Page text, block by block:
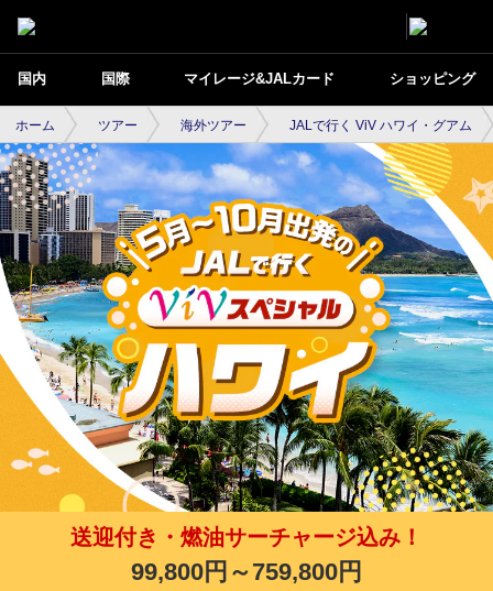
国内 国際 マイレージ&JALカード ショッピング
ホーム ツアー 海外ツアー JALで行く ViV ハワイ・グアム
5～10月出発のJALで行くViVスペシャル ハ
送迎付き・燃油サーチャージ込み！
99,800円～759,800円